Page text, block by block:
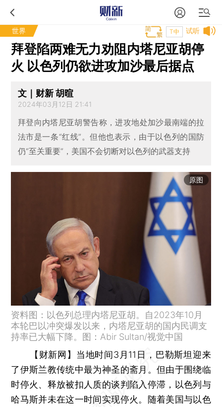
世界 试听
T中
拜登陷两难无力劝阻内塔尼亚胡停
火 以色列仍欲进攻加沙最后据点
文｜财新 胡暄
2024年03月12日 21:41
拜登向内塔尼亚胡警告称，进攻地处加沙最南端的拉
法市是一条“红线”。但他也表示，由于以色列的国防
仍“至关重要”，美国不会切断对以色列的武器支持
原图
资料图：以色列总理内塔尼亚胡。自2023年10月
本轮巴以冲突爆发以来，内塔尼亚胡的国内民调支
持率已大幅下降。图：Abir Sultan/视觉中国
【财新网】 当地时间3月11日，巴勒斯坦迎来
了伊斯兰教传统中最为神圣的斋月。但由于围绕临
时停火、释放被扣人质的谈判陷入停滞，以色列与
哈马斯并未在这一时间实现停火。随着美国与以色